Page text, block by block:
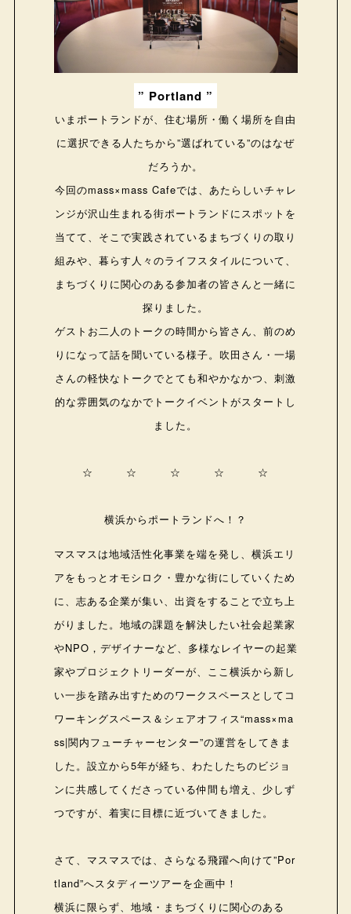
” Portland ”
いまポートランドが、住む場所・働く場所を自由
に選択できる人たちから”選ばれている”のはなぜ
だろうか。
今回のmass×mass Cafeでは、あたらしいチャレ
ンジが沢山生まれる街ポートランドにスポットを
当てて、そこで実践されているまちづくりの取り
組みや、暮らす人々のライフスタイルについて、
まちづくりに関心のある参加者の皆さんと一緒に
探りました。
ゲストお二人のトークの時間から皆さん、前のめ
りになって話を聞いている様子。吹田さん・一場
さんの軽快なトークでとても和やかなかつ、刺激
的な雰囲気のなかでトークイベントがスタートし
ました。
☆ ☆ ☆ ☆ ☆
横浜からポートランドへ！？
マスマスは地域活性化事業を端を発し、横浜エリ
アをもっとオモシロク・豊かな街にしていくため
に、志ある企業が集い、出資をすることで立ち上
がりました。地域の課題を解決したい社会起業家
やNPO，デザイナーなど、多様なレイヤーの起業
家やプロジェクトリーダーが、ここ横浜から新し
い一歩を踏み出すためのワークスペースとしてコ
ワーキングスペース＆シェアオフィス“mass×ma
ss|関内フューチャーセンター”の運営をしてきま
した。設立から5年が経ち、わたしたちのビジョ
ンに共感してくださっている仲間も増え、少しず
つですが、着実に目標に近づいてきました。
さて、マスマスでは、さらなる飛躍へ向けて”Por
tland”へスタディーツアーを企画中！
横浜に限らず、地域・まちづくりに関心のある